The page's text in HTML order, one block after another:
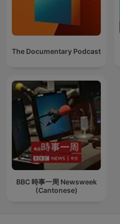
The Documentary Podcast
BBC 時事一周 Newsweek
(Cantonese)